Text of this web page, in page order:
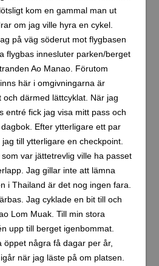
kom en gammal man ut
om jag ville hyra en cykel.
på väg söderut mot flygbasen
flygbas innesluter parken/berget
Ao Manao. Förutom
här i omgivningarna är
och därmed lättcyklat. När jag
entré fick jag visa mitt pass och
Efter ytterligare ett par
till ytterligare en checkpoint.
var jättetrevlig ville ha passet
Jag gillar inte att lämna
i Thailand är det nog ingen fara.
Jag cyklade en bit till och
Lom Muak. Till min stora
upp till berget igenbommat.
öppet några få dagar per år,
när jag läste på om platsen.